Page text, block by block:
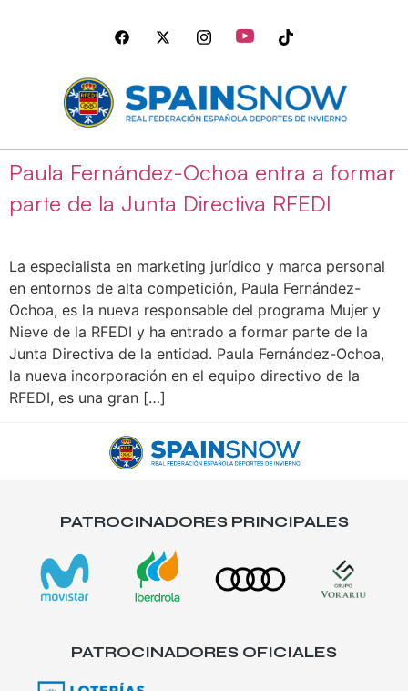
Paula Fernández-Ochoa entra a formar
parte de la Junta Directiva RFEDI
La especialista en marketing jurídico y marca personal
en entornos de alta competición, Paula Fernández-
Ochoa, es la nueva responsable del programa Mujer y
Nieve de la RFEDI y ha entrado a formar parte de la
Junta Directiva de la entidad. Paula Fernández-Ochoa,
la nueva incorporación en el equipo directivo de la
RFEDI, es una gran […]
PATROCINADORES PRINCIPALES
PATROCINADORES OFICIALES